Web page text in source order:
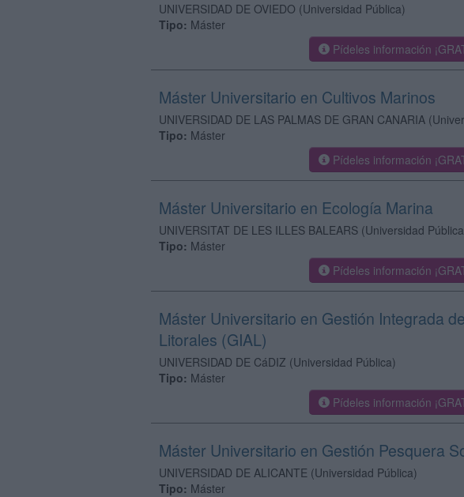
UNIVERSIDAD DE OVIEDO (Universidad Pública)
Tipo: Máster
Pídeles información
Máster Universitario en Cultivos Marinos
UNIVERSIDAD DE LAS PALMAS DE GRAN CANARIA
Tipo: Máster
Pídeles información
Máster Universitario en Ecología Marina
UNIVERSITAT DE LES ILLES BALEARS (Universidad
Tipo: Máster
Pídeles información
Máster Universitario en Gestión Integrada
Litorales (GIAL)
UNIVERSIDAD DE CáDIZ (Universidad Pública)
Tipo: Máster
Pídeles información
Máster Universitario en Gestión Pesquera
UNIVERSIDAD DE ALICANTE (Universidad Pública)
Tipo: Máster